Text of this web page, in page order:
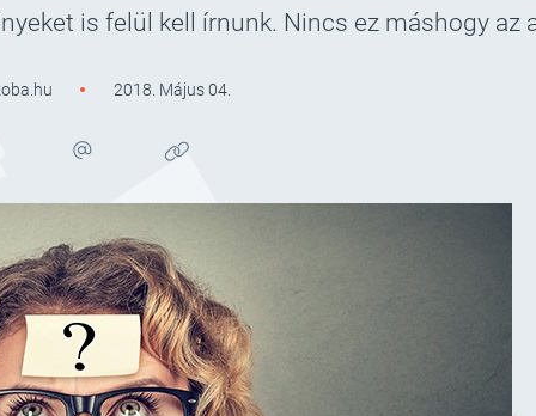
is felül kell írnunk. Nincs ez máshogy az
2018. Május 04.